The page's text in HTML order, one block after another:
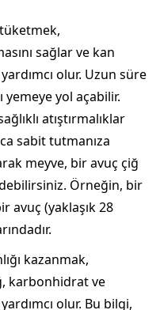
sağlar ve kan
olur. Uzun süre
yemeye yol açabilir.
atıştırmalıklar
sabit tutmanıza
meyve, bir avuç çiğ
Örneğin, bir
avuç (yaklaşık 28
kazanmak,
karbonhidrat ve
olur. Bu bilgi,